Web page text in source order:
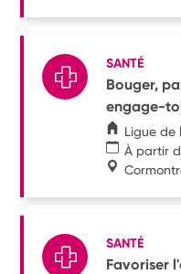
SANTÉ
Bouger,
engage-
Ligue de
À partir
SANTÉ
Favoriser